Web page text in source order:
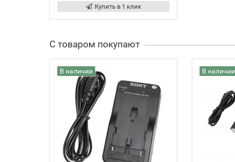
Купить в 1 клик
С товаром покупают
В наличии В наличии